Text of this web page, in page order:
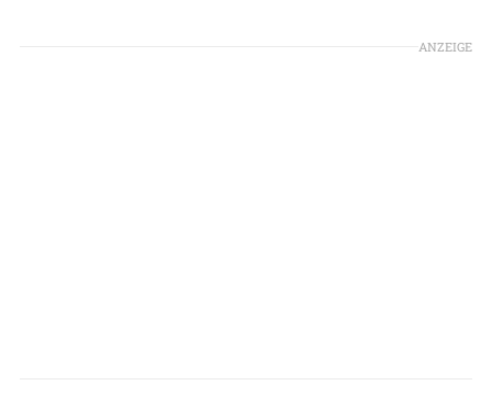
ANZEIGE